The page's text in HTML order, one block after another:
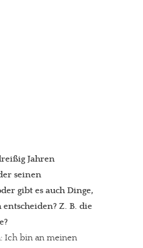
Jahren
seinen
gibt es auch Dinge,
Z. B. die
Ich bin an meinen